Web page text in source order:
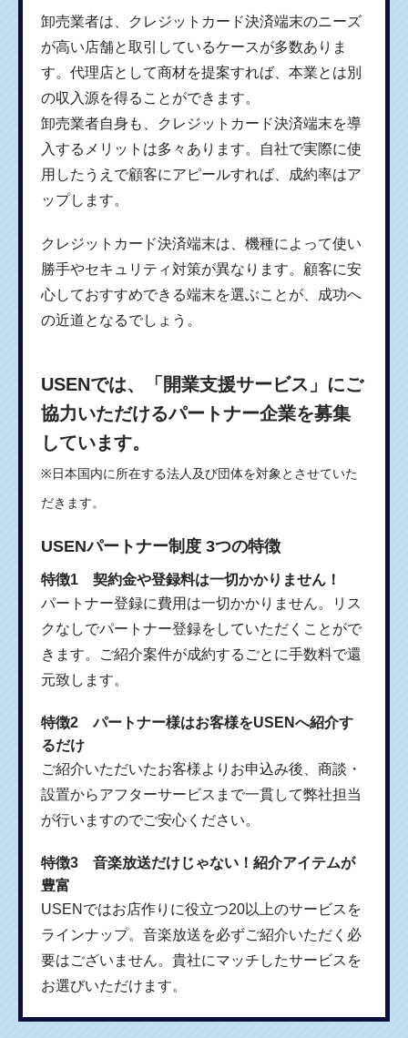
卸売業者は、クレジットカード決済端末のニーズ
が高い店舗と取引しているケースが多数ありま
す。代理店として商材を提案すれば、本業とは別
の収入源を得ることができます。
卸売業者自身も、クレジットカード決済端末を導
入するメリットは多々あります。自社で実際に使
用したうえで顧客にアピールすれば、成約率はア
ップします。
クレジットカード決済端末は、機種によって使い
勝手やセキュリティ対策が異なります。顧客に安
心しておすすめできる端末を選ぶことが、成功へ
の近道となるでしょう。
USENでは、「開業支援サービス」にご
協力いただけるパートナー企業を募集
しています。
※日本国内に所在する法人及び団体を対象とさせていた
だきます。
USENパートナー制度 3つの特徴
特徴1 契約金や登録料は一切かかりません！
パートナー登録に費用は一切かかりません。リス
クなしでパートナー登録をしていただくことがで
きます。ご紹介案件が成約するごとに手数料で還
元致します。
特徴2 パートナー様はお客様をUSENへ紹介す
るだけ
ご紹介いただいたお客様よりお申込み後、商談・
設置からアフターサービスまで一貫して弊社担当
が行いますのでご安心ください。
特徴3 音楽放送だけじゃない！紹介アイテムが
豊富
USENではお店作りに役立つ20以上のサービスを
ラインナップ。音楽放送を必ずご紹介いただく必
要はございません。貴社にマッチしたサービスを
お選びいただけます。